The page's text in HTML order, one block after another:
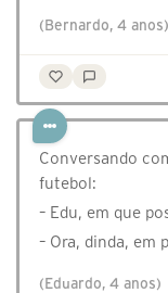
(Bernardo, 4 anos)
Conversando
futebol:
– Edu, em que
– Ora, dinda, em
(Eduardo, 4 anos)